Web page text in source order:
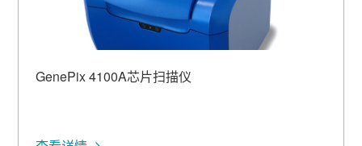
SNR > 3 时，4 个数量级
旋转均匀性
GenePix 4100A芯片扫描仪